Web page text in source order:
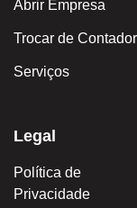
Abrir Empresa
Trocar de Contador
Serviços
Legal
Política de
Privacidade